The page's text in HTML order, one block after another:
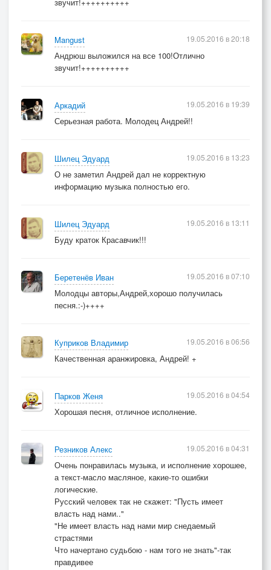
Mangust
Андрюш выложился на все 100!Отлично
звучит!++++++++++
19.05.2016 в 20:18
Аркадий
Серьезная работа. Молодец Андрей!!
19.05.2016 в 19:39
Шилец Эдуард
О не заметил Андрей дал не корректную
информацию музыка полностью его.
19.05.2016 в 13:23
Шилец Эдуард
Буду краток Красавчик!!!
19.05.2016 в 13:11
Беретенёв Иван
Молодцы авторы,Андрей,хорошо получилась
песня.:-)++++
19.05.2016 в 07:10
Куприков Владимир
Качественная аранжировка, Андрей! +
19.05.2016 в 06:56
Парков Женя
Хорошая песня, отличное исполнение.
19.05.2016 в 04:54
Резников Алекс
Очень понравилась музыка, и исполнение хорошее,
а текст-масло масляное, какие-то ошибки
логические.
Русский человек так не скажет: "Пусть имеет
власть над нами.."
"Не имеет власть над нами мир снедаемый
страстями
Что начертано судьбою - нам того не знать"-так
правдивее
19.05.2016 в 04:31